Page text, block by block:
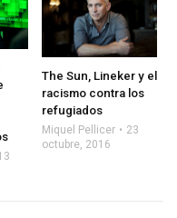
The Sun, Lineker y el
racismo contra los
refugiados
Miquel Pellicer
23
octubre, 2016